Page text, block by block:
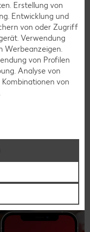
kostenlos
du wöchentlich
anmelden
Erstellung von
Entwicklung und
von oder Zugriff
Verwendung
Werbeanzeigen.
von Profilen
Analyse von
von